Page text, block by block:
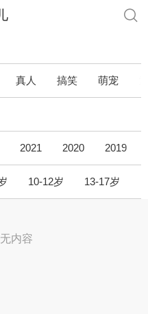
真人 搞笑 萌宠
2021 2020 2019
10-12岁 13-17岁
内容